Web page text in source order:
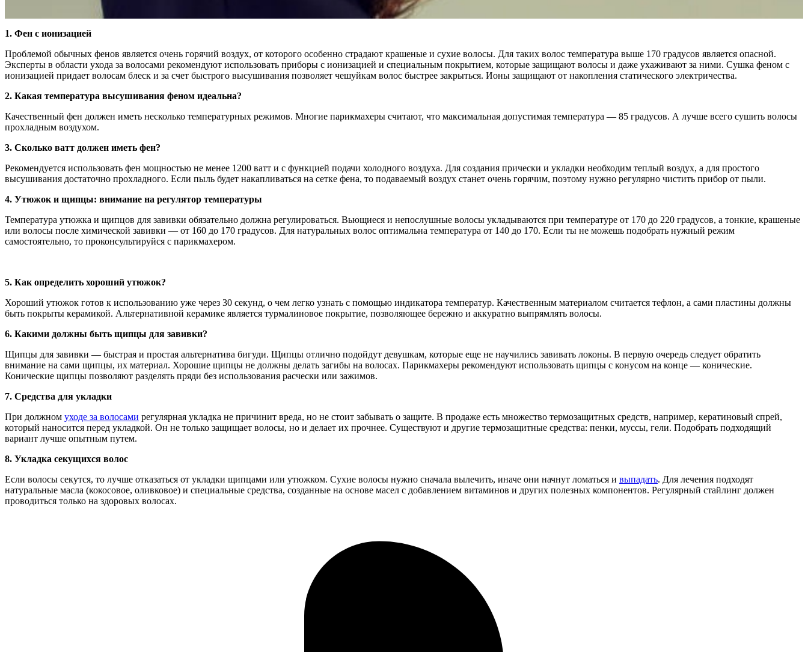
1. Фен с ионизацией
Проблемой обычных фенов является очень горячий воздух, от которого особенно страдают крашеные и сухие волосы. Для таких волос температура выше 170 градусов является опасной.
Эксперты в области ухода за волосами рекомендуют использовать приборы с ионизацией и специальным покрытием, которые защищают волосы и даже ухаживают за ними. Сушка феном с
ионизацией придает волосам блеск и за счет быстрого высушивания позволяет чешуйкам волос быстрее закрыться. Ионы защищают от накопления статического электричества.
2. Какая температура высушивания феном идеальна?
Качественный фен должен иметь несколько температурных режимов. Многие парикмахеры считают, что максимальная допустимая температура — 85 градусов. А лучше всего сушить волосы
прохладным воздухом.
3. Сколько ватт должен иметь фен?
Рекомендуется использовать фен мощностью не менее 1200 ватт и с функцией подачи холодного воздуха. Для создания прически и укладки необходим теплый воздух, а для простого
высушивания достаточно прохладного. Если пыль будет накапливаться на сетке фена, то подаваемый воздух станет очень горячим, поэтому нужно регулярно чистить прибор от пыли.
4. Утюжок и щипцы: внимание на регулятор температуры
Температура утюжка и щипцов для завивки обязательно должна регулироваться. Вьющиеся и непослушные волосы укладываются при температуре от 170 до 220 градусов, а тонкие, крашеные
или волосы после химической завивки — от 160 до 170 градусов. Для натуральных волос оптимальна температура от 140 до 170. Если ты не можешь подобрать нужный режим
самостоятельно, то проконсультируйся с парикмахером.
5. Как определить хороший утюжок?
Хороший утюжок готов к использованию уже через 30 секунд, о чем легко узнать с помощью индикатора температур. Качественным материалом считается тефлон, а сами пластины должны
быть покрыты керамикой. Альтернативной керамике является турмалиновое покрытие, позволяющее бережно и аккуратно выпрямлять волосы.
6. Какими должны быть щипцы для завивки?
Щипцы для завивки — быстрая и простая альтернатива бигуди. Щипцы отлично подойдут девушкам, которые еще не научились завивать локоны. В первую очередь следует обратить
внимание на сами щипцы, их материал. Хорошие щипцы не должны делать загибы на волосах. Парикмахеры рекомендуют использовать щипцы с конусом на конце — конические.
Конические щипцы позволяют разделять пряди без использования расчески или зажимов.
7. Средства для укладки
При должном уходе за волосами регулярная укладка не причинит вреда, но не стоит забывать о защите. В продаже есть множество термозащитных средств, например, кератиновый спрей,
который наносится перед укладкой. Он не только защищает волосы, но и делает их прочнее. Существуют и другие термозащитные средства: пенки, муссы, гели. Подобрать подходящий
вариант лучше опытным путем.
8. Укладка секущихся волос
Если волосы секутся, то лучше отказаться от укладки щипцами или утюжком. Сухие волосы нужно сначала вылечить, иначе они начнут ломаться и выпадать. Для лечения подходят
натуральные масла (кокосовое, оливковое) и специальные средства, созданные на основе масел с добавлением витаминов и других полезных компонентов. Регулярный стайлинг должен
проводиться только на здоровых волосах.